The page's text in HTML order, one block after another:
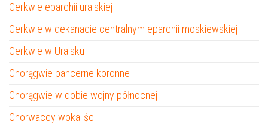
Cerkwie eparchii uralskiej
Cerkwie w dekanacie centralnym eparchii moskiewskiej
Cerkwie w Uralsku
Chorągwie pancerne koronne
Chorągwie w dobie wojny północnej
Chorwaccy wokaliści